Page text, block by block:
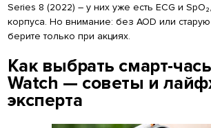
Series 8 (2022) – у них уже есть ECG и
корпуса. Но внимание: без AOD или
берите только при акциях.
Как выбрать смарт-
Watch — советы и
эксперта